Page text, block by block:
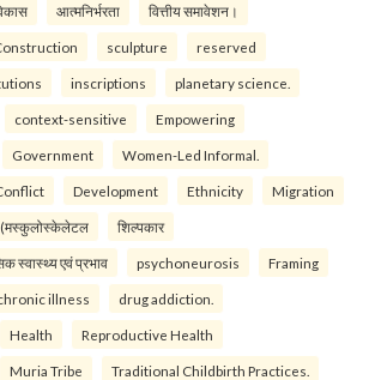
आत्मनिर्भरता वित्तीय समावेशन।
sculpture reserved
inscriptions planetary science.
context-sensitive Empowering
Government Women-Led Informal.
Development Ethnicity Migration
(मस्कुलोस्केलेटल शिल्पकार
स्वास्थ्य एवं प्रभाव psychoneurosis Framing
illness drug addiction.
Health Reproductive Health
Muria Tribe Traditional Childbirth Practices.